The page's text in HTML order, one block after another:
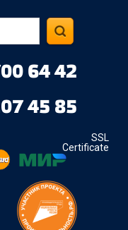
64 42
45 85
SSL
Certificate